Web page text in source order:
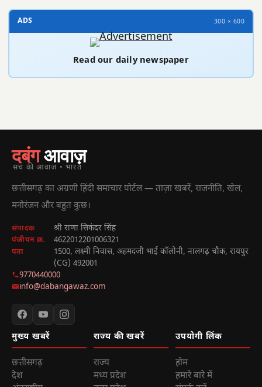
ADS 300 × 600
Read our daily newspaper
दबंगआवाज़
सच की आवाज़ • भारत
छत्तीसगढ़ का अग्रणी हिंदी समाचार पोर्टल — ताज़ा खबरें, राजनीति, खेल,
मनोरंजन और बहुत कुछ।
संपादक श्री राणा सिकंदर सिंह
पंजीयन क्र. 4622012201006321
पता
1500, लक्ष्मी निवास, अहमदजी भाई कॉलोनी, नालगढ़ चौक, रायपुर
(CG) 492001
9770440000
info@dabangawaz.com
मुख्य खबरें
छत्तीसगढ़
देश
राज्य की खबरें
राज्य
मध्य प्रदेश
उपयोगी लिंक
होम
हमारे बारे में